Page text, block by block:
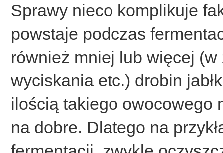
Sprawy nieco komplikuje
powstaje podczas
również mniej lub więcej
wyciskania etc.) drobin
ilością takiego owocowego
na dobre. Dlatego na